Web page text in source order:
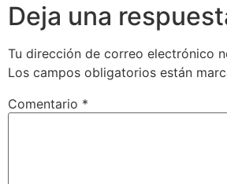
Deja una
Tu dirección de correo electrónico
Los campos obligatorios están
Comentario *